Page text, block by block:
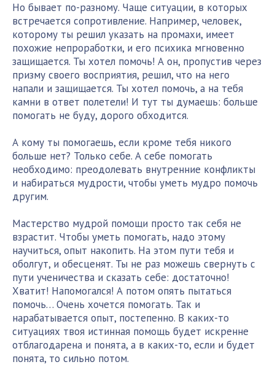
Но бывает по-разному. Чаще ситуации, в которых
встречается сопротивление. Например, человек,
которому ты решил указать на промахи, имеет
похожие непроработки, и его психика мгновенно
защищается. Ты хотел помочь! А он, пропустив через
призму своего восприятия, решил, что на него
напали и защищается. Ты хотел помочь, а на тебя
камни в ответ полетели! И тут ты думаешь: больше
помогать не буду, дорого обходится.
А кому ты помогаешь, если кроме тебя никого
больше нет? Только себе. А себе помогать
необходимо: преодолевать внутренние конфликты
и набираться мудрости, чтобы уметь мудро помочь
другим.
Мастерство мудрой помощи просто так себя не
взрастит. Чтобы уметь помогать, надо этому
научиться, опыт накопить. На этом пути тебя и
оболгут, и обесценят. Ты не раз можешь свернуть с
пути ученичества и сказать себе: достаточно!
Хватит! Напомогался! А потом опять пытаться
помочь… Очень хочется помогать. Так и
нарабатывается опыт, постепенно. В каких-то
ситуациях твоя истинная помощь будет искренне
отблагодарена и понята, а в каких-то, если и будет
понята, то сильно потом.